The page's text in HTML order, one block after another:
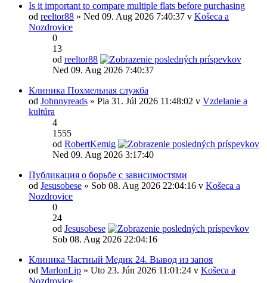
Is it important to compare multiple flats before purchasing
od reeltor88 » Ned 09. Aug 2026 7:40:37 v Košeca a
Nozdrovice
0
13
od reeltor88
Ned 09. Aug 2026 7:40:37
Клиника Похмельная служба
od Johnnyreads » Pia 31. Júl 2026 11:48:02 v Vzdelanie a
kultúra
4
1555
od RobertKemig
Ned 09. Aug 2026 3:17:40
Публикация о борьбе с зависимостями
od Jesusobese » Sob 08. Aug 2026 22:04:16 v Košeca a
Nozdrovice
0
24
od Jesusobese
Sob 08. Aug 2026 22:04:16
Клиника Частный Медик 24. Вывод из запоя
od MarlonLip » Uto 23. Jún 2026 11:01:24 v Košeca a
Nozdrovice